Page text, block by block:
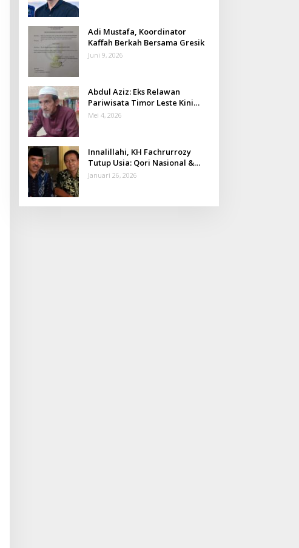
Adi Mustafa, Koordinator
Kaffah Berkah Bersama Gresik
Juni 9, 2026
Abdul Aziz: Eks Relawan
Pariwisata Timor Leste Kini
Takmir Kalisat
Mei 4, 2026
Innalillahi, KH Fachrurrozy
Tutup Usia: Qori Nasional &
Mantan Kadis Kemenag yang
Januari 26, 2026